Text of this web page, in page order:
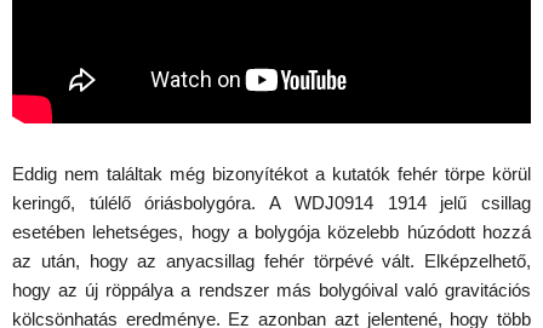
Eddig nem találtak még bizonyítékot a kutatók fehér törpe körül
keringő, túlélő óriásbolygóra. A WDJ0914 1914 jelű csillag
esetében lehetséges, hogy a bolygója közelebb húzódott hozzá
az után, hogy az anyacsillag fehér törpévé vált. Elképzelhető,
hogy az új röppálya a rendszer más bolygóival való gravitációs
kölcsönhatás eredménye. Ez azonban azt jelentené, hogy több